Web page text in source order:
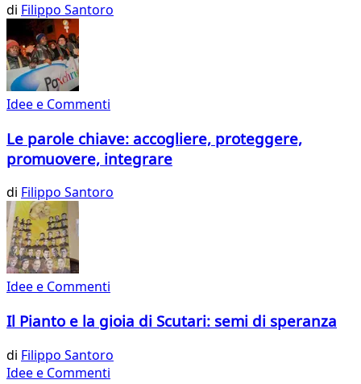
di Filippo Santoro
Idee e Commenti
Le parole chiave: accogliere, proteggere,
promuovere, integrare
di Filippo Santoro
Idee e Commenti
Il Pianto e la gioia di Scutari: semi di speranza
di Filippo Santoro
Idee e Commenti